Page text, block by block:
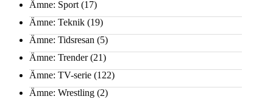
Ämne: Sport (17)
Ämne: Teknik (19)
Ämne: Tidsresan (5)
Ämne: Trender(21)
Ämne: TV-serie (122)
Ämne: Wrestling (2)